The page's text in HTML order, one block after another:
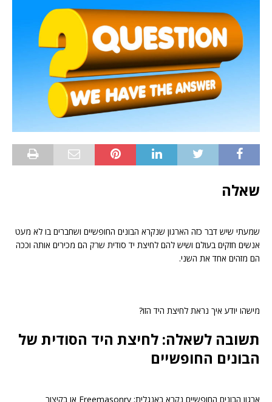
שאלה
שמעתי שיש דבר כזה הארגון שנקרא הבונים החופשיים ושחברים בו לא מעט
אנשים חזקים בעולם ושיש להם לחיצת יד סודית שרק הם מכירים אותה וככה
הם מזהים אחד את השני.
מישהו יודע איך נראת לחיצת היד הזו?
תשובה לשאלה: לחיצת היד הסודית של
הבונים החופשיים
ארגון הבונים החופשיים נקרא באנגלית: Freemasonry או בקיצור